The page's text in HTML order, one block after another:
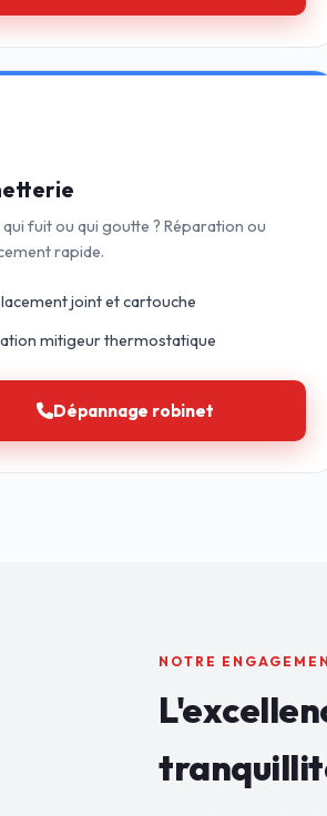
fuit ou qui goutte ? Réparation ou
rapide.
joint et cartouche
mitigeur thermostatique
Dépannage robinet
NOTRE